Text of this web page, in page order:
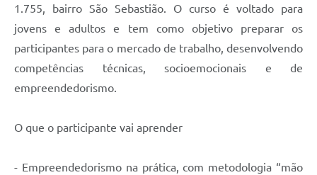
1.755, bairro São Sebastião. O curso é voltado para
jovens e adultos e tem como objetivo preparar os
participantes para o mercado de trabalho, desenvolvendo
competências técnicas, socioemocionais e de
empreendedorismo.
O que o participante vai aprender
- Empreendedorismo na prática, com metodologia “mão